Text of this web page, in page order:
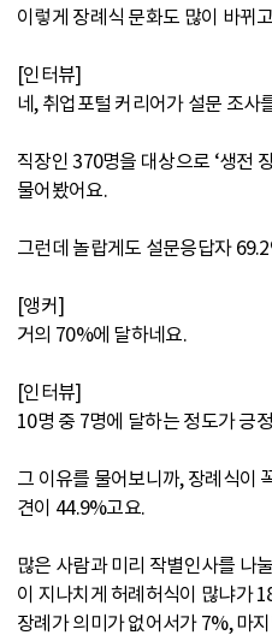
이렇게 장례식 문화도 많이 바뀌
[인터뷰]
네, 취업포털 커리어가 설문 조사
직장인 370명을 대상으로 ‘생전
물어봤어요.
그런데 놀랍게도 설문응답자
[앵커]
거의 70%에 달하네요.
[인터뷰]
10명 중 7명에 달하는 정도가 긍
그 이유를 물어보니까, 장례식이
견이 44.9%고요.
많은 사람과 미리 작별인사를 나
이 지나치게 허례허식이 많냐가
장례가 의미가 없어서가 7%, 마